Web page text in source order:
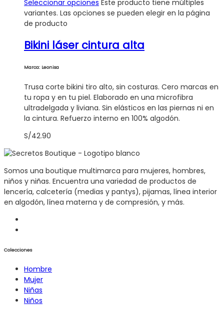
Seleccionar opciones Este producto tiene múltiples
variantes. Las opciones se pueden elegir en la página
de producto
Bikini láser cintura alta
Marca: Leonisa
Trusa corte bikini tiro alto, sin costuras. Cero marcas en
tu ropa y en tu piel. Elaborado en una microfibra
ultradelgada y liviana. Sin elásticos en las piernas ni en
la cintura. Refuerzo interno en 100% algodón.
S/42.90
Somos una boutique multimarca para mujeres, hombres,
niños y niñas. Encuentra una variedad de productos de
lencería, calcetería (medias y pantys), pijamas, línea interior
en algodón, línea materna y de compresión, y más.
Colecciones
Hombre
Mujer
Niñas
Niños